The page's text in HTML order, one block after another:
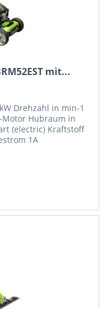
mit...
Drehzahl in min-1
Motor Hubraum in
(electric) Kraftstoff
1A